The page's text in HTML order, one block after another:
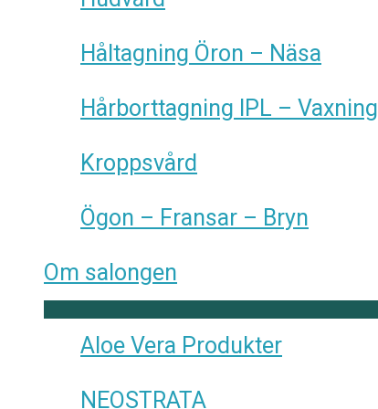
Håltagning Öron – Näsa
Hårborttagning IPL – Vaxning
Kroppsvård
Ögon – Fransar – Bryn
Om salongen
Aloe Vera Produkter
NEOSTRATA